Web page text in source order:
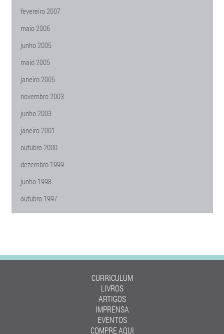
fevereiro 2007
maio 2006
junho 2005
maio 2005
janeiro 2005
novembro 2003
junho 2003
janeiro 2001
outubro 2000
dezembro 1999
junho 1998
outubro 1997
CURRICULUM
LIVROS
ARTIGOS
IMPRENSA
EVENTOS
COMPRE AQUI